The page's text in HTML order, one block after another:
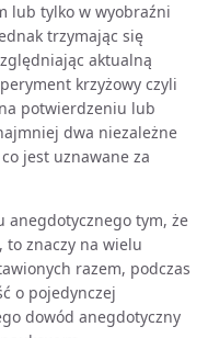
lub tylko w wyobraźni
trzymając się
aktualną
krzyżowy czyli
potwierdzeniu lub
dwa niezależne
jest uznawane za
anegdotycznego tym, że
znaczy na wielu
razem, podczas
o pojedynczej
dowód anegdotyczny